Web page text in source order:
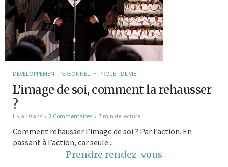
DÉVELOPPEMENT PERSONNEL PROJET DE VIE
L’image de soi, comment la rehausser
?
Il y a 10 ans 2 Commentaires 7 min de lecture
Comment rehausser l’image de soi ? Par l’action. En
passant à l’action, car seule...
Prendre rendez-vous